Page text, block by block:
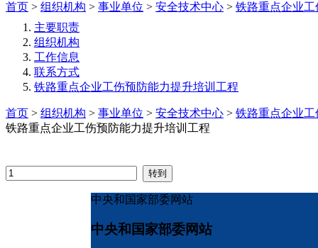
首页 > 组织机构 > 事业单位 > 安全技术中心 > 铁路重点企业
主要职责
组织机构
工作信息
联系方式
铁路重点企业工伤预防能力提升培训工程
首页 > 组织机构 > 事业单位 > 安全技术中心 > 铁路重点企业
铁路重点企业工伤预防能力提升培训工程
中央和国家部委网站
中央和国家部委网站